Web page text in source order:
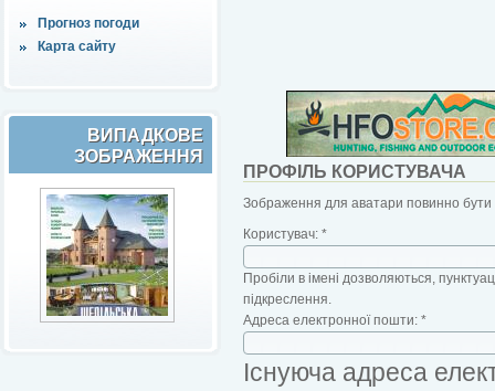
Прогноз погоди
Карта сайту
ВИПАДКОВЕ
ЗОБРАЖЕННЯ
ПРОФІЛЬ КОРИСТУВАЧА
Зображення для аватари повинно бути
Користувач: *
Пробіли в імені дозволяються,
підкреслення.
Адреса електронної пошти: *
Існуюча адреса